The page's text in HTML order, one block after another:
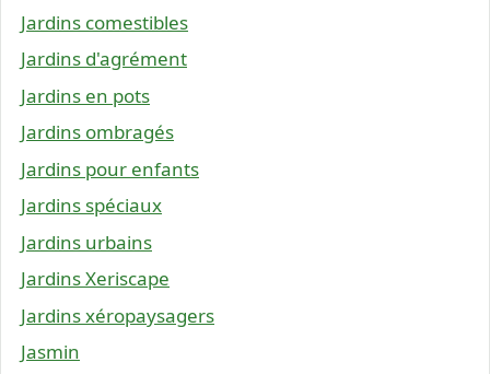
Jardins comestibles
Jardins d'agrément
Jardins en pots
Jardins ombragés
Jardins pour enfants
Jardins spéciaux
Jardins urbains
Jardins Xeriscape
Jardins xéropaysagers
Jasmin